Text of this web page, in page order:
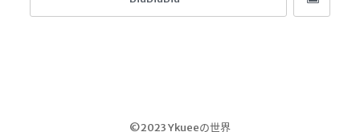
©2023 Ykueeの世界